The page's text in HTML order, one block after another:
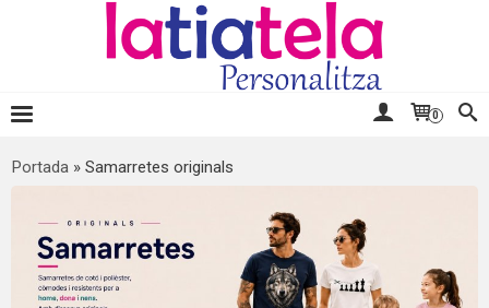
0
Portada » Samarretes originals